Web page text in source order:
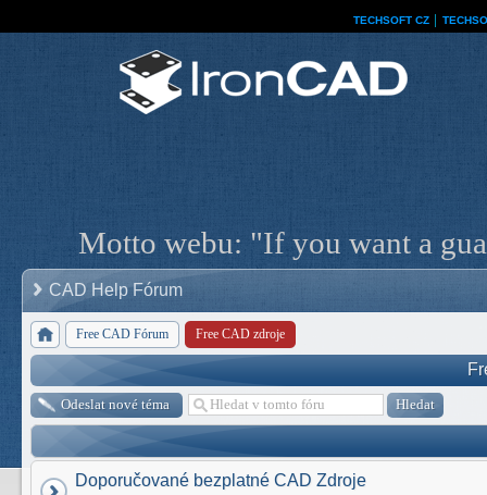
TECHSOFT CZ
Motto webu: "If you want a
CAD Help Fórum
Free CAD Fórum Free CAD zdroje
Odeslat nové téma
Doporučované bezplatné CAD Zdroje